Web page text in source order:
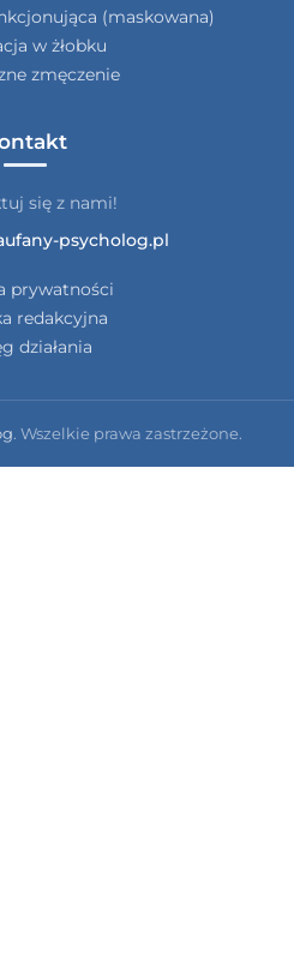
(maskowana)
w żłobku
zmęczenie
się z nami!
psycholog.pl
prywatności
redakcyjna
działania
. Wszelkie prawa zastrzeżone.